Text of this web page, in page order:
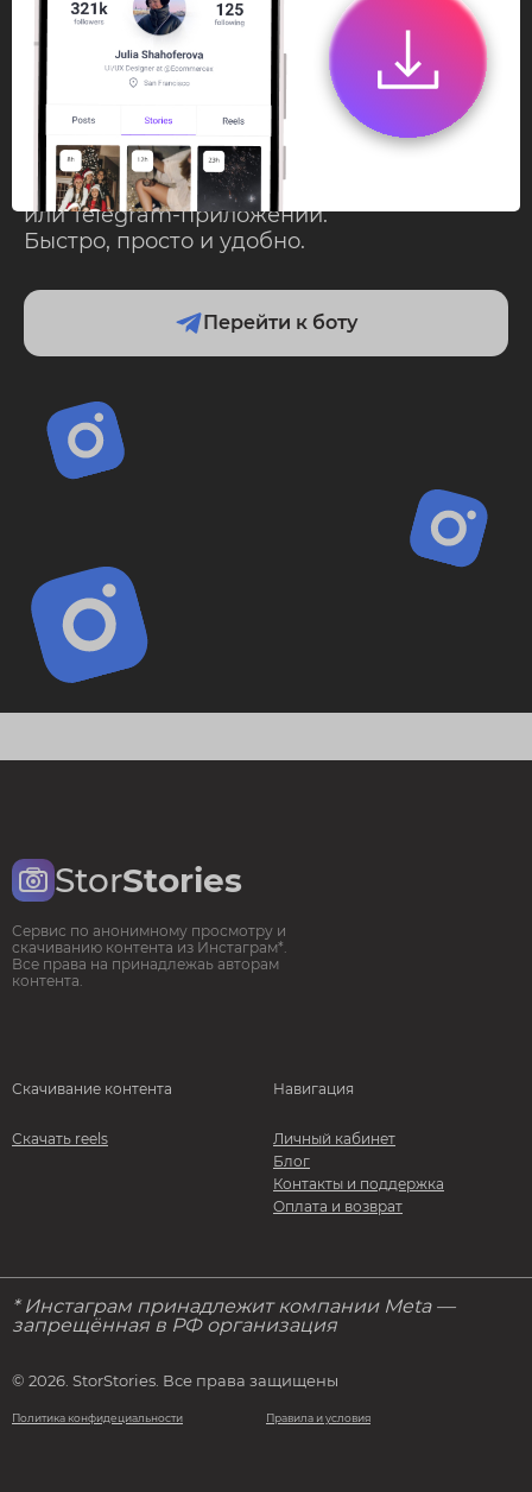
Смотри Stories и
скачивай Reels без
ограничений!
Переходи в ИнстаПай бот - смотри и
скачивайStories ,Reels
или Telegram-приложении.
Быстро, просто и удобно.
Перейти к боту
StorStories
Сервис по анонимному просмотру и
скачиванию контента из Инстаграм*.
Все права на принадлежаь авторам
контента.
Скачивание контента
Скачать reels
Навигация
Личный кабинет
Блог
Контакты и поддержка
Оплата и возврат
* Инстаграм принадлежит компании Meta —
запрещённая в РФ организация
© 2026. StorStories. Все права защищены
Политика конфидециальности Правила и условия